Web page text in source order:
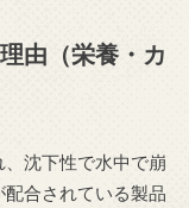
由（栄養・カ
沈下性で水中で崩
合されている製品